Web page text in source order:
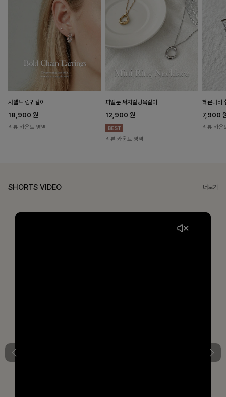
사셀드 링귀걸이
18,900 원
리뷰 카운트 영역
피엘룬 써지컬링목걸이
12,900 원
리뷰 카운트 영역
헤룬나비
7,900
리뷰 카운
SHORTS VIDEO 더보기